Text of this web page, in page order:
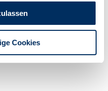
Cookies